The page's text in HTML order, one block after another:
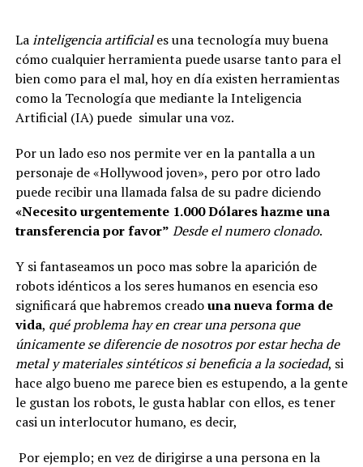
Lainteligencia artificiales una tecnología muy buena
cómo cualquier herramienta puede usarse tanto para el
bien como para el mal, hoy en día existen herramientas
como la Tecnología que mediante la Inteligencia
Artificial (IA) puede simular una voz.
Por un lado eso nos permite ver en la pantalla a un
personaje de «Hollywood joven», pero por otro lado
puede recibir una llamada falsa de su padre diciendo
«Necesito urgentemente 1.000 Dólares hazme una
transferencia por favor” Desde el numero clonado.
Y si fantaseamos un poco mas sobre la aparición de
robots idénticos a los seres humanos en esencia eso
significará que habremos creadouna nueva forma de
vida, qué problema hay en crear una persona que
únicamente se diferencie de nosotros por estar hecha de
metal y materiales sintéticos si beneficia a la sociedad, si
hace algo bueno me parece bien es estupendo, a la gente
le gustan los robots, le gusta hablar con ellos, es tener
casi un interlocutor humano, es decir,